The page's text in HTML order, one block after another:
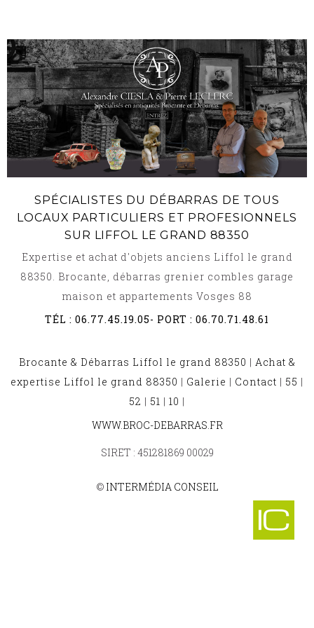
SPÉCIALISTES DU DÉBARRAS DE TOUS
LOCAUX PARTICULIERS ET PROFESIONNELS
SUR LIFFOL LE GRAND 88350
Expertise et achat d'objets anciens Liffol le grand
88350. Brocante, débarras grenier combles garage
maison et appartements Vosges 88
TÉL : 06.77.45.19.05- PORT : 06.70.71.48.61
Brocante & Débarras Liffol le grand 88350 | Achat &
expertise Liffol le grand 88350 | Galerie | Contact | 55 |
52 | 51 | 10 |
BROCANTE ET DÉBARRAS THUILLIERES 88260
BROCANTE ET DÉBARRAS REMICOURT 88500
BROCANTE ET DÉBARRAS LA GRANDE FOSSE 88490
WWW.BROC-DEBARRAS.FR
SIRET : 451281869 00029
© INTERMÉDIA CONSEIL